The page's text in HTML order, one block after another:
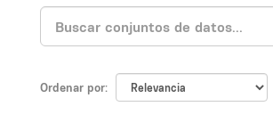
Ordenar por